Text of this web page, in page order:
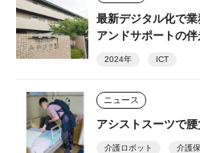
最新デジタル化で
アンドサポートの伴
2024年 ICT
ニュース
アシストスーツで
介護ロボット 介護